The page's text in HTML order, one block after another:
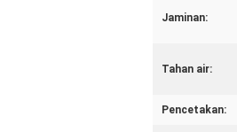
Jaminan:
Tahan air:
Pencetakan: